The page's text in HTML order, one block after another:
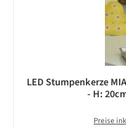
LED Stumpenkerze
- H:
Preise